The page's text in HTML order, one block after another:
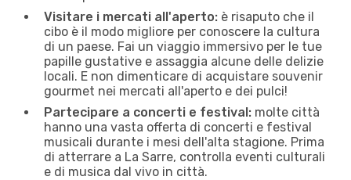
Visitare i mercati all'aperto: è risaputo che il
cibo è il modo migliore per conoscere la cultura
di un paese. Fai un viaggio immersivo per le tue
papille gustative e assaggia alcune delle delizie
locali. E non dimenticare di acquistare souvenir
gourmet nei mercati all'aperto e dei pulci!
Partecipare a concerti e festival: molte città
hanno una vasta offerta di concerti e festival
musicali durante i mesi dell'alta stagione. Prima
di atterrare a La Sarre, controlla eventi culturali
e di musica dal vivo in città.